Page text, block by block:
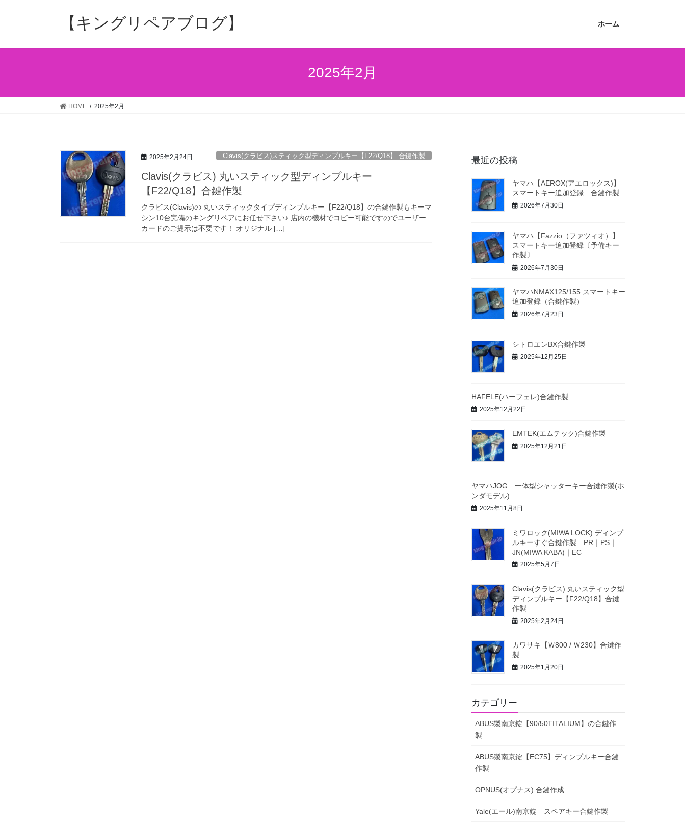
【キングリペアブログ】 ホーム
2025年2月
HOME 2025年2月
2025年2月24日 Clavis(クラビス)スティック型ディンプルキー【F22/Q18】 合鍵作製
Clavis(クラビス) 丸いスティック型ディンプルキー
【F22/Q18】合鍵作製
クラビス(Clavis)の 丸いスティックタイプディンプルキー【F22/Q18】の合鍵作製もキーマ
シン10台完備のキングリペアにお任せ下さい♪ 店内の機材でコピー可能ですのでユーザー
カードのご提示は不要です！ オリジナル […]
最近の投稿
ヤマハ【AEROX(アエロックス)】
スマートキー追加登録 合鍵作製
2026年7月30日
ヤマハ【Fazzio（ファツィオ）】
スマートキー追加登録〔予備キー
作製〕
2026年7月30日
ヤマハNMAX125/155 スマートキー
追加登録（合鍵作製）
2026年7月23日
シトロエンBX合鍵作製
2025年12月25日
HAFELE(ハーフェレ)合鍵作製
2025年12月22日
EMTEK(エムテック)合鍵作製
2025年12月21日
ヤマハJOG 一体型シャッターキー合鍵作製(ホ
ンダモデル)
2025年11月8日
ミワロック(MIWA LOCK) ディンプ
ルキーすぐ合鍵作製 PR｜PS｜
JN(MIWA KABA)｜EC
2025年5月7日
Clavis(クラビス) 丸いスティック型
ディンプルキー【F22/Q18】合鍵
作製
2025年2月24日
カワサキ【Ｗ800 / Ｗ230】合鍵作
製
2025年1月20日
カテゴリー
ABUS製南京錠【90/50TITALIUM】の合鍵作
製
ABUS製南京錠【EC75】ディンプルキー合鍵
作製
OPNUS(オプナス) 合鍵作成
Yale(エール)南京錠 スペアキー合鍵作製